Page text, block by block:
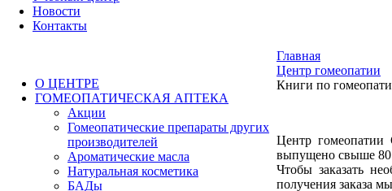
Новости
Контакты
О ЦЕНТРЕ
ГОМЕОПАТИЧЕСКАЯ АПТЕКА
Акции
Гомеопатические препараты других
производителей
Ароматические масла
Натуральная косметика
БАДы
Главная
Центр гомеопатии
Книги по
Центр гомеопатии
выпущено свыше 80
Чтобы заказать
получения заказа